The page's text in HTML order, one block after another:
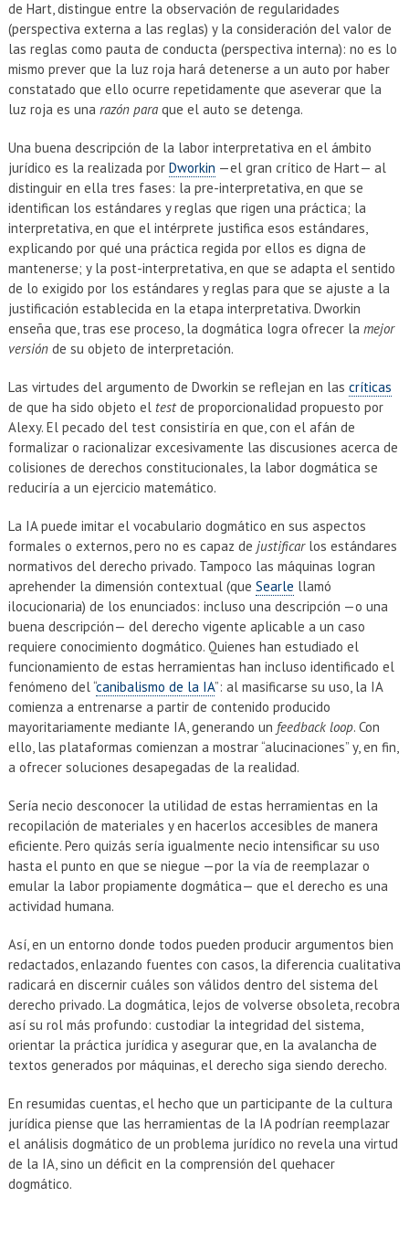
de Hart, distingue entre la observación de regularidades
(perspectiva externa a las reglas) y la consideración del valor de
las reglas como pauta de conducta (perspectiva interna): no es lo
mismo prever que la luz roja hará detenerse a un auto por haber
constatado que ello ocurre repetidamente que aseverar que la
luz roja es una razón paraque el auto se detenga.
Una buena descripción de la labor interpretativa en el ámbito
jurídico es la realizada por Dworkin —el gran crítico de Hart— al
distinguir en ella tres fases: la pre-interpretativa, en que se
identifican los estándares y reglas que rigen una práctica; la
interpretativa, en que el intérprete justifica esos estándares,
explicando por qué una práctica regida por ellos es digna de
mantenerse; y la post-interpretativa, en que se adapta el sentido
de lo exigido por los estándares y reglas para que se ajuste a la
justificación establecida en la etapa interpretativa. Dworkin
enseña que, tras ese proceso, la dogmática logra ofrecer la mejor
versiónde su objeto de interpretación.
Las virtudes del argumento de Dworkin se reflejan en las críticas
de que ha sido objeto el testde proporcionalidad propuesto por
Alexy. El pecado del test consistiría en que, con el afán de
formalizar o racionalizar excesivamente las discusiones acerca de
colisiones de derechos constitucionales, la labor dogmática se
reduciría a un ejercicio matemático.
La IA puede imitar el vocabulario dogmático en sus aspectos
formales o externos, pero no es capaz de justificarlos estándares
normativos del derecho privado. Tampoco las máquinas logran
aprehender la dimensión contextual (que Searle llamó
ilocucionaria) de los enunciados: incluso una descripción —o una
buena descripción— del derecho vigente aplicable a un caso
requiere conocimiento dogmático. Quienes han estudiado el
funcionamiento de estas herramientas han incluso identificado el
fenómeno del “canibalismo de la IA”: al masificarse su uso, la IA
comienza a entrenarse a partir de contenido producido
mayoritariamente mediante IA, generando un feedback loop. Con
ello, las plataformas comienzan a mostrar “alucinaciones” y, en fin,
a ofrecer soluciones desapegadas de la realidad.
Sería necio desconocer la utilidad de estas herramientas en la
recopilación de materiales y en hacerlos accesibles de manera
eficiente. Pero quizás sería igualmente necio intensificar su uso
hasta el punto en que se niegue —por la vía de reemplazar o
emular la labor propiamente dogmática— que el derecho es una
actividad humana.
Así, en un entorno donde todos pueden producir argumentos bien
redactados, enlazando fuentes con casos, la diferencia cualitativa
radicará en discernir cuáles son válidos dentro del sistema del
derecho privado. La dogmática, lejos de volverse obsoleta, recobra
así su rol más profundo: custodiar la integridad del sistema,
orientar la práctica jurídica y asegurar que, en la avalancha de
textos generados por máquinas, el derecho siga siendo derecho.
En resumidas cuentas, el hecho que un participante de la cultura
jurídica piense que las herramientas de la IA podrían reemplazar
el análisis dogmático de un problema jurídico no revela una virtud
de la IA, sino un déficit en la comprensión del quehacer
dogmático.